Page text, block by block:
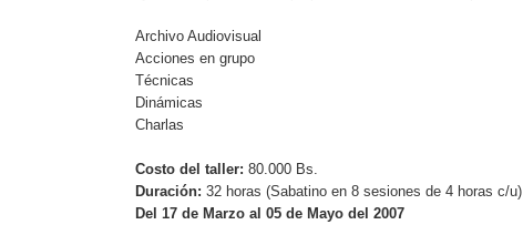
Archivo Audiovisual
Acciones en grupo
Técnicas
Dinámicas
Charlas
Costo del taller: 80.000 Bs.
Duración: 32 horas (Sabatino en 8 sesiones de 4 horas c/u)
Del 17 de Marzo al 05 de Mayo del 2007